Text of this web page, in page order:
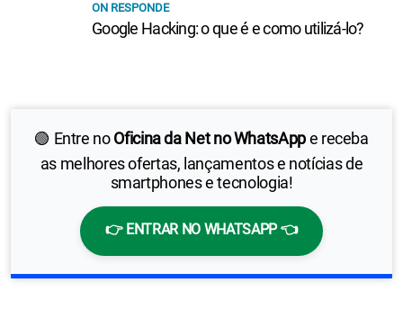
🟢 Entre noOficina da Net no WhatsAppe receba
as melhores ofertas, lançamentos e notícias de
smartphones e tecnologia!
👉 ENTRAR NO WHATSAPP 👈
ON RESPONDE
Google Hacking: o que é e como utilizá-lo?